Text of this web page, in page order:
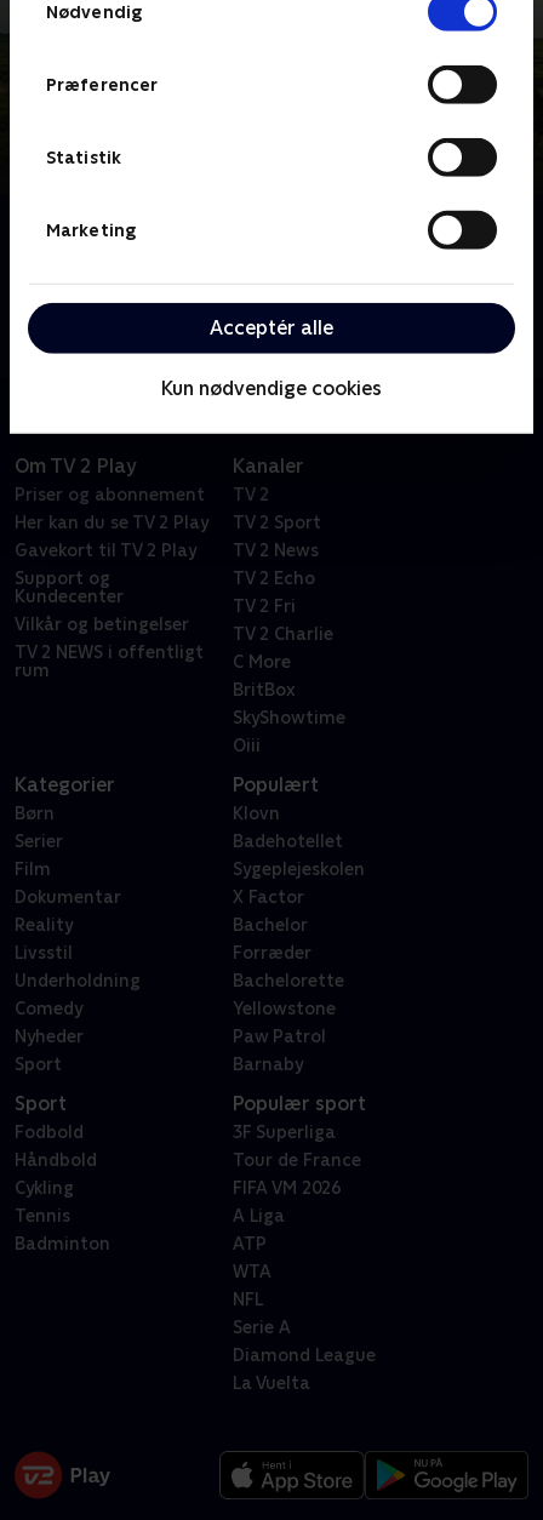
Nødvendig
Præferencer
Statistik
Marketing
Acceptér alle
Kun nødvendige cookies
Om Uforglemt
Jagten på sandheden i uopklarede mord fører
afsløringerne rammer hårdt og efterlader dybe spor
hos alle involverede - prisbelønnet serie.
Om TV 2 Play
Priser og abonnement
Her kan du se TV 2 Play
Gavekort til TV 2 Play
Support og
Kundecenter
Vilkår og betingelser
TV 2 NEWS i offentligt
rum
Kanaler
TV 2
TV 2 Sport
TV 2 News
TV 2 Echo
TV 2 Fri
TV 2 Charlie
C More
BritBox
SkyShowtime
Oiii
Kategorier
Børn
Serier
Film
Dokumentar
Reality
Livsstil
Underholdning
Comedy
Nyheder
Sport
Populært
Klovn
Badehotellet
Sygeplejeskolen
X Factor
Bachelor
Forræder
Bachelorette
Yellowstone
Paw Patrol
Barnaby
Sport
Fodbold
Håndbold
Cykling
Tennis
Badminton
Populær sport
3F Superliga
Tour de France
FIFA VM 2026
A Liga
ATP
WTA
NFL
Serie A
Diamond League
La Vuelta